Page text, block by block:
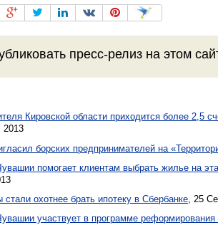
пресс-релизна этом
Кировской области приходится более 2,5
2013
борских предпринимателей на
помогает клиентам выбрать жилье на
стали охотнее брать ипотеку в Сбербанке 25
участвует в программе